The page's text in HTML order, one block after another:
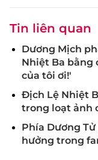
Tin liên quan
Dương Mịch
Nhiệt Ba bằng
của tôi ơi!'
Địch Lệ Nhiệt
trong loạt ảnh
Phía Dương
hưởng trong